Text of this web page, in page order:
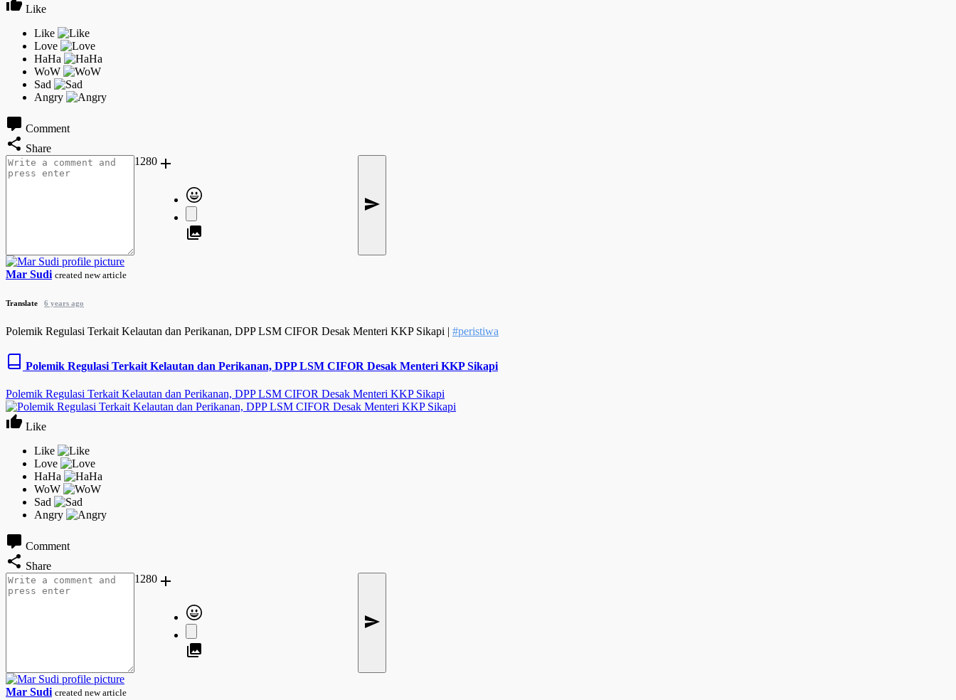
Like
Comment
Share
1280
Mar Sudi created new article
Translate 6 years ago
Polemik Regulasi Terkait Kelautan dan Perikanan, DPP LSM CIFOR Desak Menteri KKP Sikapi | #peristiwa
Polemik Regulasi Terkait Kelautan dan Perikanan, DPP LSM CIFOR Desak Menteri KKP Sikapi
Polemik Regulasi Terkait Kelautan dan Perikanan, DPP LSM CIFOR Desak Menteri KKP Sikapi
Like
Comment
Share
1280
Mar Sudi created new article